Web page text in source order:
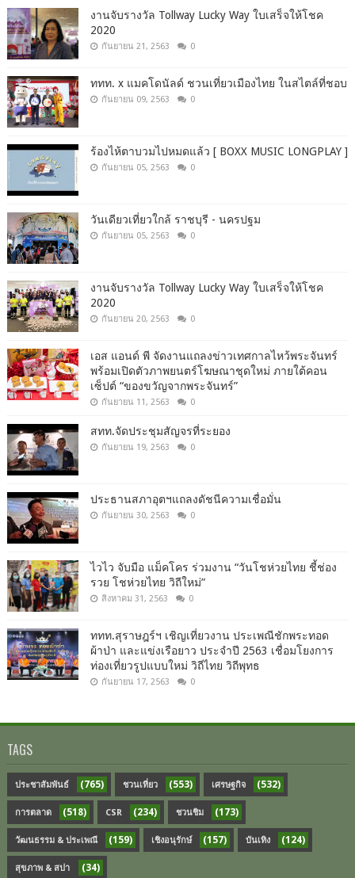
งานจับรางวัล Tollway Lucky Way ใบเสร็จให้โชค
2020
กันยายน 21, 2563 0
ททท. x แมคโดนัลด์ ชวนเที่ยวเมืองไทย ในสไตล์ที่ชอบ
กันยายน 09, 2563 0
ร้องไห้ตาบวมไปหมดแล้ว [ BOXX MUSIC LONGPLAY ]
กันยายน 05, 2563 0
วันเดียวเที่ยวใกล้ ราชบุรี - นครปฐม
กันยายน 05, 2563 0
งานจับรางวัล Tollway Lucky Way ใบเสร็จให้โชค
2020
กันยายน 20, 2563 0
เอส แอนด์ พี จัดงานแถลงข่าวเทศกาลไหว้พระจันทร์
พร้อมเปิดตัวภาพยนตร์โฆษณาชุดใหม่ ภายใต้คอน
เซ็ปต์ “ของขวัญจากพระจันทร์”
กันยายน 11, 2563 0
สทท.จัดประชุมสัญจรที่ระยอง
กันยายน 19, 2563 0
ประธานสภาอุตฯแถลงดัชนีความเชื่อมั่น​
กันยายน 30, 2563 0
ไวไว จับมือ แม็คโคร ร่วมงาน “วันโชห่วยไทย ชี้ช่อง
รวย โชห่วยไทย วิถีใหม่”
สิงหาคม 31, 2563 0
ททท.สุราษฎร์ฯ เชิญเที่ยวงาน ประเพณีชักพระทอด
ผ้าป่า และแข่งเรือยาว ประจำปี 2563 เชื่อมโยงการ
ท่องเที่ยวรูปแบบใหม่ วิถีไทย วิถีพุทธ
กันยายน 17, 2563 0
TAGS
ประชาสัมพันธ์ (765) ชวนเที่ยว (553) เศรษฐกิจ (532)
การตลาด (518) CSR (234) ชวนชิม (173)
วัฒนธรรม & ประเพณี (159) เชิงอนุรักษ์ (157) บันเทิง (124)
สุขภาพ & สปา (34)